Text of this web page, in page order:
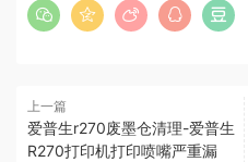
上一篇
爱普生r270废墨仓清理-爱普生
R270打印机打印喷嘴严重漏